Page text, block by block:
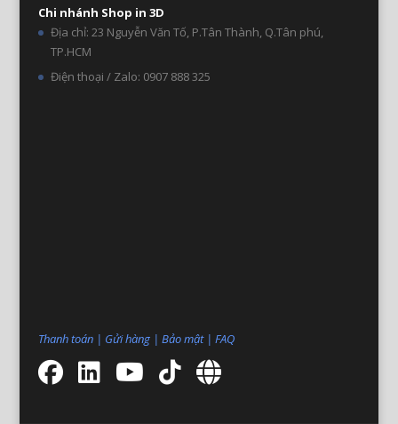
Chi nhánh Shop in 3D
Địa chỉ: 23 Nguyễn Văn Tố, P.Tân Thành, Q.Tân phú,
TP.HCM
Điện thoại / Zalo: 0907 888 325
Thanh toán| Gửi hàng| Bảo mật| FAQ